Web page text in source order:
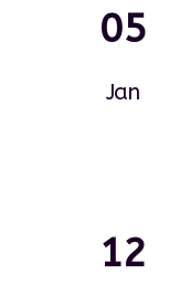
05
Jan
12